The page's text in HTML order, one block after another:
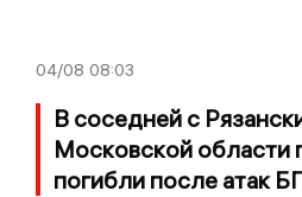
04/08 08:03
В соседней с
Московской области
погибли после атак